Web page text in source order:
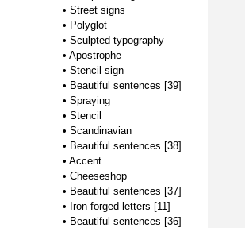
• Street signs
• Polyglot
• Sculpted typography
• Apostrophe
• Stencil-sign
• Beautiful sentences [39]
• Spraying
• Stencil
• Scandinavian
• Beautiful sentences [38]
• Accent
• Cheeseshop
• Beautiful sentences [37]
• Iron forged letters [11]
• Beautiful sentences [36]